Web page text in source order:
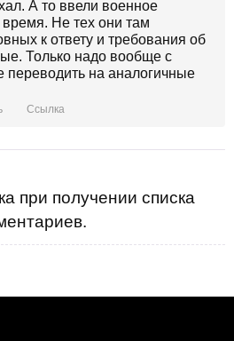
А то ввели военное
Не тех они там
к ответу и требования об
Только надо вообще с
переводить на аналогичные
Ссылка
при получении списка